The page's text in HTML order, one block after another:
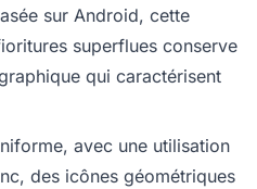
sur Android, cette
superflues conserve
qui caractérisent
avec une utilisation
des icônes géométriques